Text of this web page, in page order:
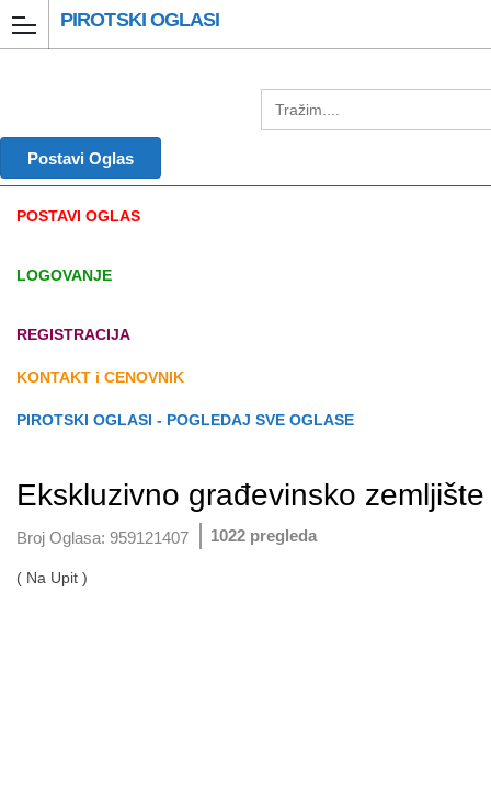
PIROTSKI OGLASI
Postavi Oglas
POSTAVI OGLAS
LOGOVANJE
REGISTRACIJA
KONTAKT i CENOVNIK
PIROTSKI OGLASI - POGLEDAJ SVE OGLASE
Ekskluzivno građevinsko
Broj Oglasa: 959121407 1022 pregleda
( Na Upit )